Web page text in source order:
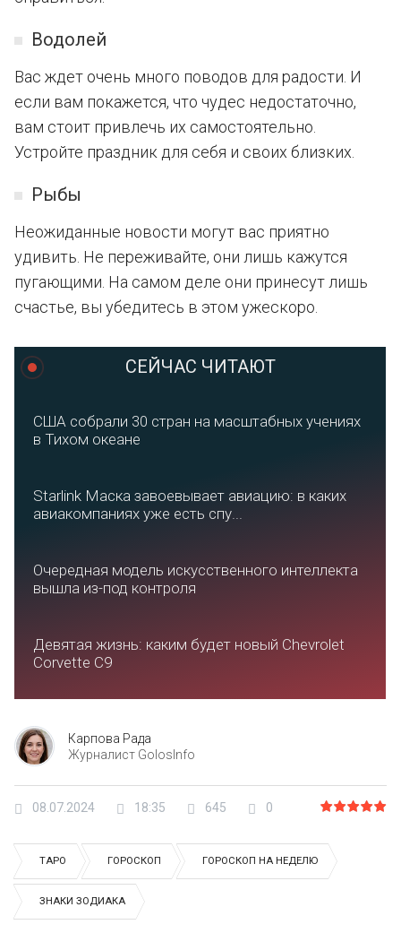
Водолей
Вас ждет очень много поводов для радости. И
если вам покажется, что чудес недостаточно,
вам стоит привлечь их самостоятельно.
Устройте праздник для себя и своих близких.
Рыбы
Неожиданные новости могут вас приятно
удивить. Не переживайте, они лишь кажутся
пугающими. На самом деле они принесут лишь
счастье, вы убедитесь в этом ужескоро.
СЕЙЧАС ЧИТАЮТ
США собрали 30 стран на масштабных учениях
в Тихом океане
Starlink Маска завоевывает авиацию: в каких
авиакомпаниях уже есть спу...
Очередная модель искусственного интеллекта
вышла из-под контроля
Девятая жизнь: каким будет новый Chevrolet
Corvette C9
Карпова Рада
Журналист GolosInfo
08.07.2024 18:35 645 0
ТАРО ГОРОСКОП ГОРОСКОП НА НЕДЕЛЮ
ЗНАКИ ЗОДИАКА